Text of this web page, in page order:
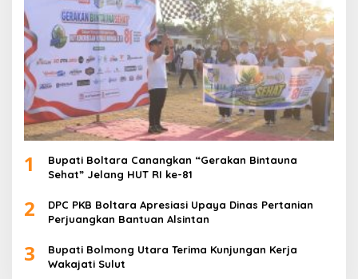
1
Bupati Boltara Canangkan “Gerakan Bintauna
Sehat” Jelang HUT RI ke-81
2
DPC PKB Boltara Apresiasi Upaya Dinas Pertanian
Perjuangkan Bantuan Alsintan
3
Bupati Bolmong Utara Terima Kunjungan Kerja
Wakajati Sulut